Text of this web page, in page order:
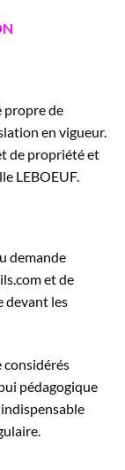
propre de
en vigueur.
de propriété et
LEBOEUF.
demande
et de
devant les
considérés
pédagogique